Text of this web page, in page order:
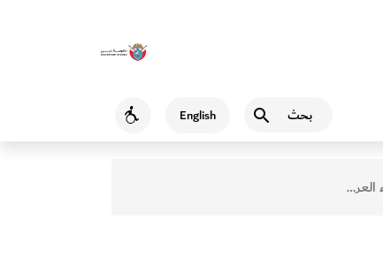
English
Accessibility